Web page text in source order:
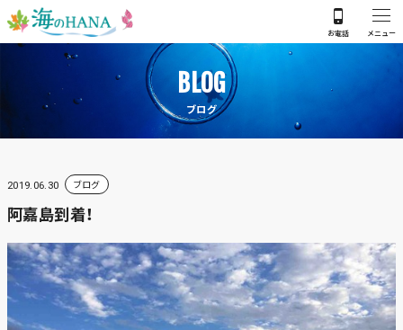
BLOG
ブログ
2019.06.30 ブログ
阿嘉島到着！